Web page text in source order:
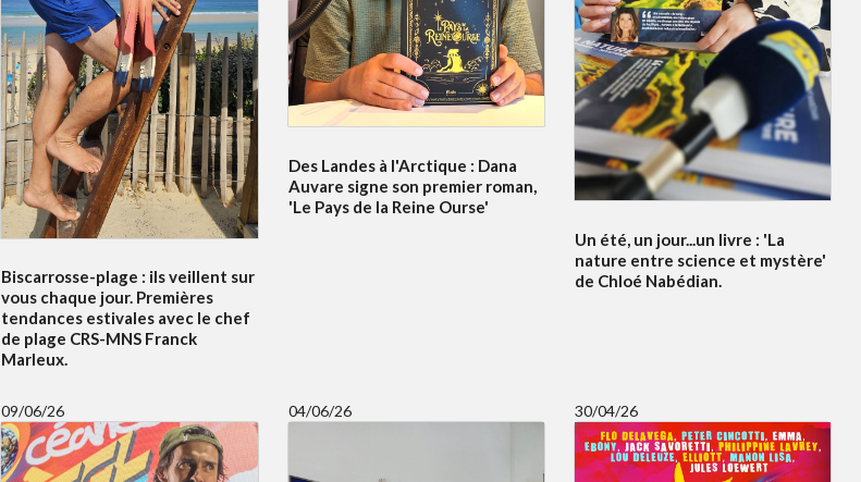
Biscarrosse-plage : ils veillent sur
vous chaque jour. Premières
tendances estivales avec le chef
de plage CRS-MNS Franck
Marleux.
Des Landes à l'Arctique : Dana
Auvare signe son premier roman,
'Le Pays de la Reine Ourse'
Un été, un jour...un livre : 'La
nature entre science et mystère'
de Chloé Nabédian.
09/06/26 04/06/26 30/04/26